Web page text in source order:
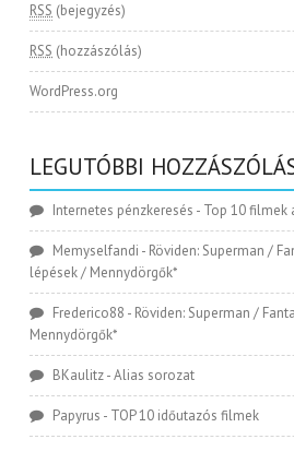
RSS (bejegyzés)
RSS (hozzászólás)
WordPress.org
LEGUTÓBBI
Internetes pénzkeresés - Top 10 filmek
Memyselfandi - Röviden: Superman /
lépések / Mennydörgők*
Frederico88 - Röviden: Superman /
Mennydörgők*
BKaulitz-Alias sorozat
Papyrus - TOP 10 időutazós filmek